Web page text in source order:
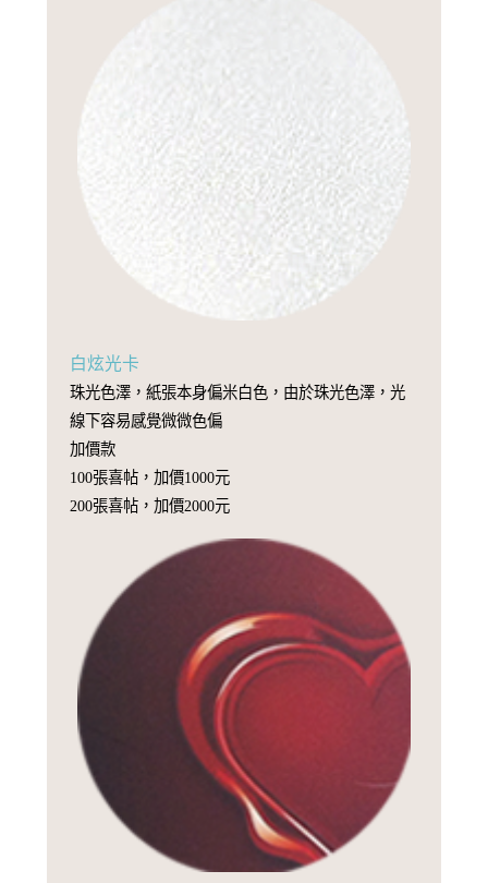
白炫光卡
珠光色澤，紙張本身偏米白色，由於珠光色澤，光
線下容易感覺微微色偏
加價款
100張喜帖，加價1000元
200張喜帖，加價2000元